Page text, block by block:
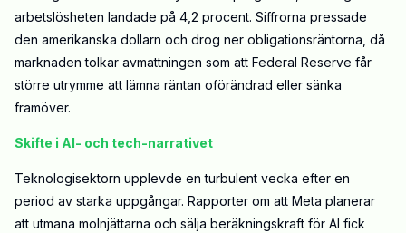
arbetslösheten landade på 4,2 procent. Siffrorna pressade
den amerikanska dollarn och drog ner obligationsräntorna, då
marknaden tolkar avmattningen som att Federal Reserve får
större utrymme att lämna räntan oförändrad eller sänka
framöver.
Skifte i AI- och tech-narrativet
Teknologisektorn upplevde en turbulent vecka efter en
period av starka uppgångar. Rapporter om att Meta planerar
att utmana molnjättarna och sälja beräkningskraft för AI fick